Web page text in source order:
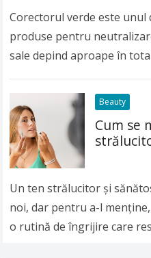
Corectorul verde este unul
produse pentru
sale depind aproape în
Beauty
Cum se
Un ten strălucitor și
noi, dar pentru a-l
o rutină de îngrijire care